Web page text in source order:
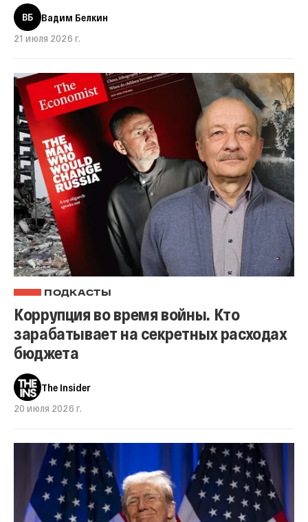
ВБ
Вадим Белкин
21 июля 2026 г.
ПОДКАСТЫ
Коррупция во время войны. Кто
зарабатывает на секретных расходах
бюджета
The Insider
20 июля 2026 г.